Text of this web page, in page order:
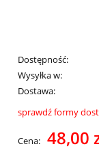
Dostępność:
Wysyłka w:
Dostawa:
Cena nie
sprawdź formy
Cena: 48,00